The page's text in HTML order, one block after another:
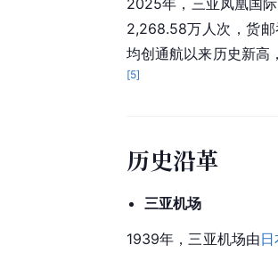
2,268.58万人次，货邮
均创通航以来历史新高
[5]
历史沿革
三亚机场
1939年，三亚机场由